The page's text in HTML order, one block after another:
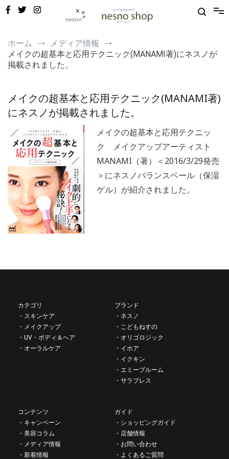
nesno（ネスノ）公式
ホーム
メディア情報
メイクの超基本と応用テクニック(MANAMI著)にネスノが
掲載されました。
メイクの超基本と応用テクニック(MANAMI著)
にネスノが掲載されました。
メイクの超基本と応用テクニッ
ク メイクアップアーティスト
MANAMI（著）＜2016/3/29発売
＞にネスノバランスベール（保湿
ゲル）が紹介されました。
稿
ナ
ビ
ー
シ
カテゴリ
・スキンケア
・メイクアップ
・UV・ボディ＆ヘア
・オーラルケア
ブランド
・ネスノ
・こどもねすの
・オリゴロジック
・イホア
・イクキン
・エミーブルーム
・サラブレス
コンテンツ
・キャンペーン
・美容コラム
・メディア情報
・新着情報
ガイド
・ショッピングガイド
・店舗情報
・お問い合わせ
・よくあるご質問